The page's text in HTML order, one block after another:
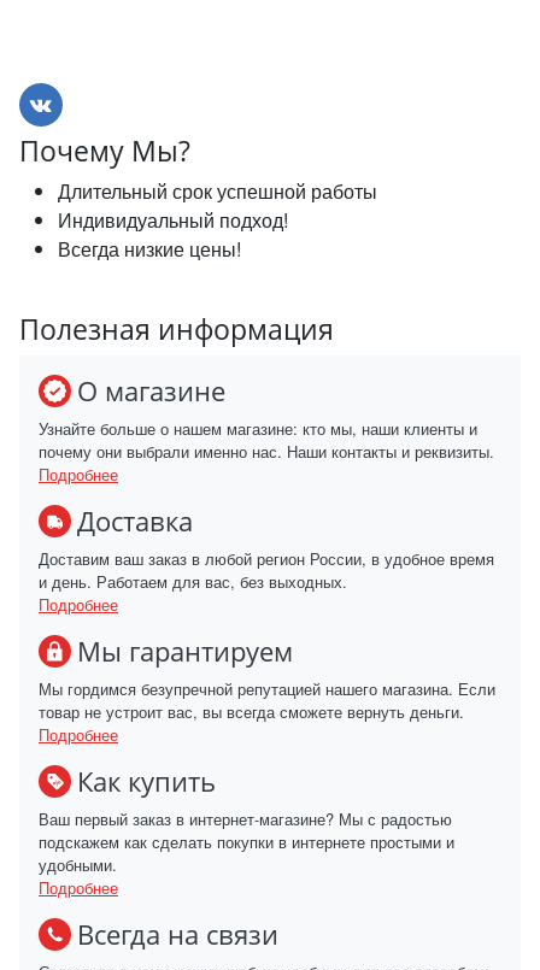
Почему Мы?
Длительный срок успешной работы
Индивидуальный подход!
Всегда низкие цены!
Полезная информация
О магазине
Узнайте больше о нашем магазине: кто мы, наши клиенты и
почему они выбрали именно нас. Наши контакты и реквизиты.
Подробнее
Доставка
Доставим ваш заказ в любой регион России, в удобное время
и день. Работаем для вас, без выходных.
Подробнее
Мы гарантируем
Мы гордимся безупречной репутацией нашего магазина. Если
товар не устроит вас, вы всегда сможете вернуть деньги.
Подробнее
Как купить
Ваш первый заказ в интернет-магазине? Мы с радостью
подскажем как сделать покупки в интернете простыми и
удобными.
Подробнее
Всегда на связи